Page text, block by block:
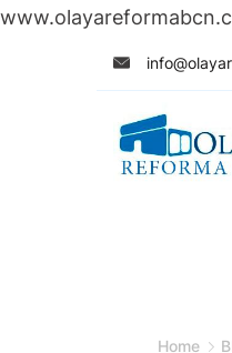
Home